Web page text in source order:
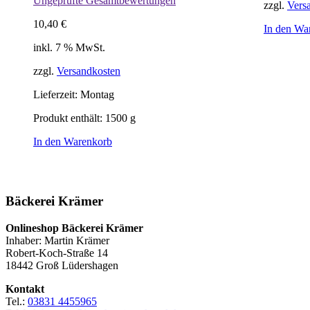
10,40 €
inkl. 7 % MwSt.
zzgl. Versandkosten
Lieferzeit: Montag
Produkt enthält: 1500 g
In den Warenkorb
zzgl.
In den
Bäckerei Krämer
Onlineshop Bäckerei Krämer
Inhaber: Martin Krämer
Robert-Koch-Straße 14
18442 Groß Lüdershagen
Kontakt
Tel.: 03831 4455965